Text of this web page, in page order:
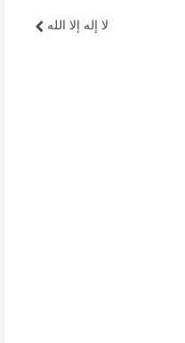
لا إله إلا الله